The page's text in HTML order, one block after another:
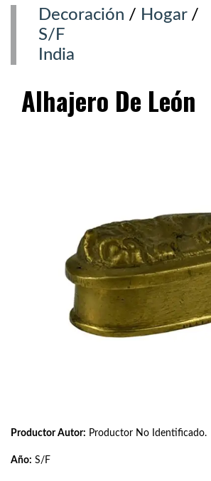
Decoración / Hogar/
S/F
India
Alhajero De León
Productor Autor: Productor No Identificado.
Año: S/F